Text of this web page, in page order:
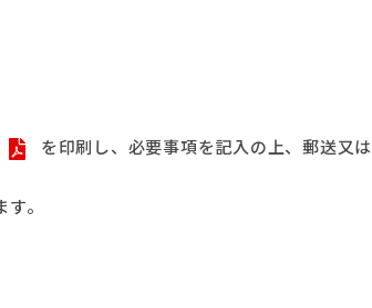
を印刷し、必要事項を記入の上、郵送又は
。